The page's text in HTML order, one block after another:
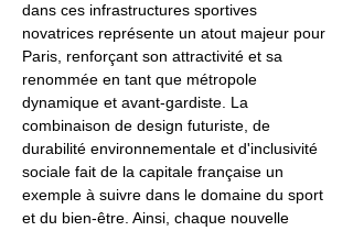
dans ces infrastructures sportives
novatrices représente un atout majeur pour
Paris, renforçant son attractivité et sa
renommée en tant que métropole
dynamique et avant-gardiste. La
combinaison de design futuriste, de
durabilité environnementale et d'inclusivité
sociale fait de la capitale française un
exemple à suivre dans le domaine du sport
et du bien-être. Ainsi, chaque nouvelle